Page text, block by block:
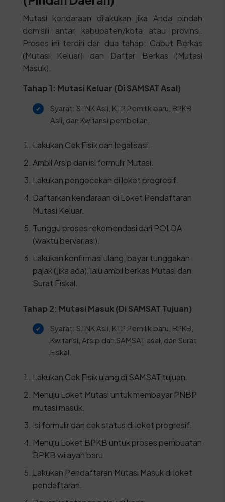
Mutasi kendaraan dilakukan jika Anda pindah
domisili antar kabupaten/kota atau provinsi.
Proses ini terdiri dari dua tahap: Cabut Berkas
(Mutasi Keluar) dan Daftar Berkas (Mutasi
Masuk).
Tahap 1: Mutasi Keluar (Di SAMSAT Asal)
Syarat: STNK Asli, KTP Pemilik baru, BPKB
Asli, dan Kwitansi pembelian.
Lakukan Cek Fisik dan legalisasi.
Ambil Arsip dan isi formulir Mutasi.
Lakukan pengecekan di loket progresif.
Daftarkan kendaraan di Loket Pendaftaran
Mutasi Keluar.
Tunggu proses rekomendasi dari POLDA
(waktu bervariasi).
Lakukan konfirmasi ulang, bayar tunggakan
pajak (jika ada), lalu ambil berkas Mutasi dan
Surat Fiskal.
Tahap 2: Mutasi Masuk (Di SAMSAT Tujuan)
Syarat: STNK Asli, KTP Pemilik baru, BPKB,
Kwitansi, Arsip dari SAMSAT asal, dan Surat
Fiskal.
Lakukan Cek Fisik ulang di SAMSAT tujuan.
Menuju Loket Mutasi untuk membayar PNBP
mutasi masuk.
Isi formulir dan cek status di loket progresif.
Menuju Loket BPKB untuk proses pembuatan
BPKB wilayah baru.
Lakukan Pendaftaran Mutasi Masuk di loket
pendaftaran.